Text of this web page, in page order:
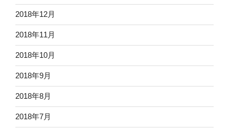
2018年12月
2018年11月
2018年10月
2018年9月
2018年8月
2018年7月